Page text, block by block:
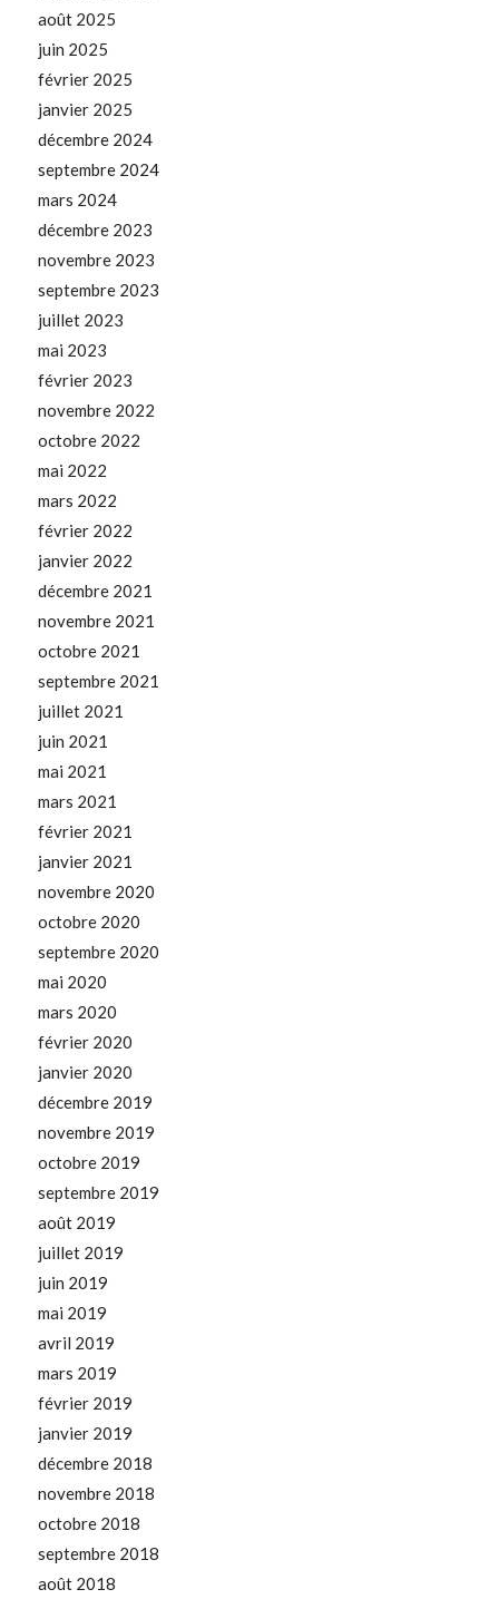
août 2025
juin 2025
février 2025
janvier 2025
décembre 2024
septembre 2024
mars 2024
décembre 2023
novembre 2023
septembre 2023
juillet 2023
mai 2023
février 2023
novembre 2022
octobre 2022
mai 2022
mars 2022
février 2022
janvier 2022
décembre 2021
novembre 2021
octobre 2021
septembre 2021
juillet 2021
juin 2021
mai 2021
mars 2021
février 2021
janvier 2021
novembre 2020
octobre 2020
septembre 2020
mai 2020
mars 2020
février 2020
janvier 2020
décembre 2019
novembre 2019
octobre 2019
septembre 2019
août 2019
juillet 2019
juin 2019
mai 2019
avril 2019
mars 2019
février 2019
janvier 2019
décembre 2018
novembre 2018
octobre 2018
septembre 2018
août 2018